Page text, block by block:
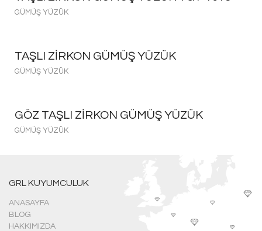
GÜMÜŞ YÜZÜK
TAŞLI ZIRKON GÜMÜŞ YÜZÜK
GÜMÜŞ YÜZÜK
GÖZ TAŞLI ZIRKON GÜMÜŞ YÜZÜK
GÜMÜŞ YÜZÜK
GRL KUYUMCULUK
ANASAYFA
BLOG
HAKKIMIZDA